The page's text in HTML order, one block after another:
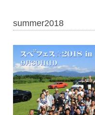
summer2018